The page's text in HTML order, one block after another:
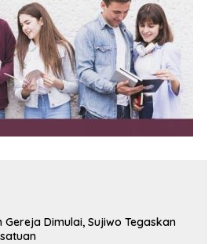
Gereja Dimulai, Sujiwo Tegaskan